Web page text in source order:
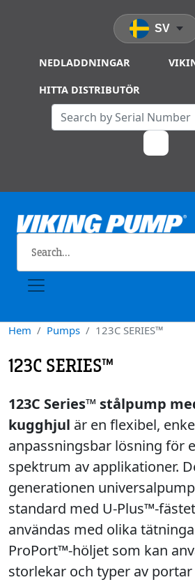
NEDLADDNINGAR
HITTA DISTRIBUTÖR
SV
Hem Pumps 123C SERIES™
123C SERIES™
123C Series™ stålpump
kugghjul är en flexibel,
anpassningsbar lösning för
spektrum av applikationer.
generationen
standard med U-Plus™-
användas med olika
ProPort™-höljet som kan
storlekar och typer av